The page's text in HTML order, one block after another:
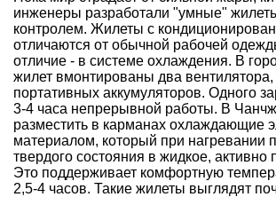
инженеры разработали "умные"
контролем. Жилеты с
отличаются от обычной рабочей
отличие - в системе охлаждения. В
жилет вмонтированы два
портативных аккумуляторов. Одного
3-4 часа непрерывной работы. В
разместить в карманах охлаждающие
материалом, который при нагревании
твердого состояния в жидкое, активно
Это поддерживает комфортную
2,5-4 часов. Такие жилеты выглядят